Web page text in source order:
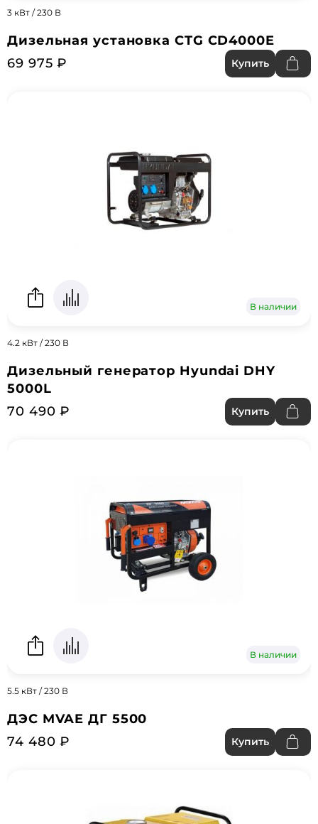
3 кВт / 230 В
Дизельная установка CTG CD4000E
69 975 ₽
Купить
В наличии
4.2 кВт / 230 В
Дизельный генератор Hyundai DHY
5000L
70 490 ₽
Купить
В наличии
5.5 кВт / 230 В
ДЭС MVAE ДГ 5500
74 480 ₽
Купить